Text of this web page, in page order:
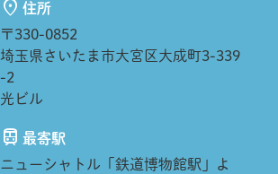
住所
〒330-0852
埼玉県さいたま市大宮区大成町3-339
-2
光ビル
最寄駅
ニューシャトル「鉄道博物館駅」よ